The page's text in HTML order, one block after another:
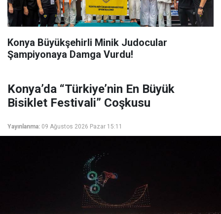
Konya Büyükşehirli Minik Judocular
Şampiyonaya Damga Vurdu!
Konya’da “Türkiye’nin En Büyük
Bisiklet Festivali” Coşkusu
Yayınlanma: 09 Ağustos 2026 Pazar 15:11